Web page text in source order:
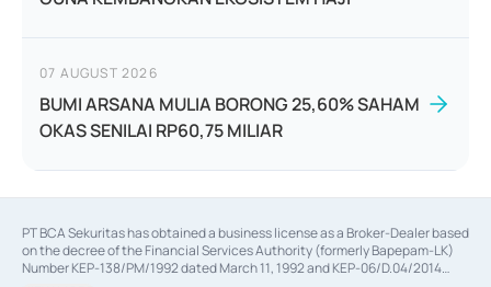
07 AUGUST 2026
BUMI ARSANA MULIA BORONG 25,60% SAHAM
OKAS SENILAI RP60,75 MILIAR
PT BCA Sekuritas has obtained a business license as a Broker-Dealer based
on the decree of the Financial Services Authority (formerly Bapepam-LK)
Number KEP-138/PM/1992 dated March 11, 1992 and KEP-06/D.04/2014